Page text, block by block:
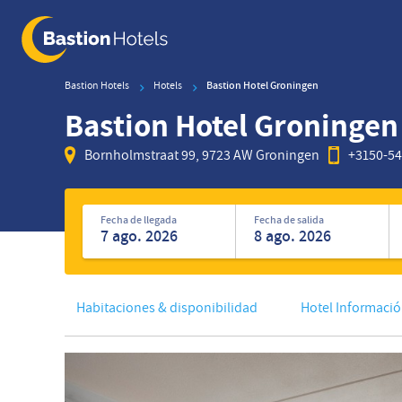
main
Bastion Hotels Hotels Bastion Hotel Groningen
Bastion Hotel Groningen
Bornholmstraat 99, 9723 AW Groningen +3150-
Encuentre
hoteles
Fecha de llegada Fecha de salida
Habitaciones & disponibilidad Hotel